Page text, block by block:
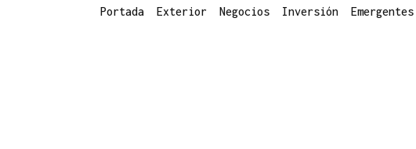
Portada Exterior Negocios Inversión Emergentes